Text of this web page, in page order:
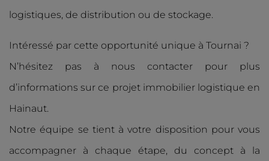
logistiques, de distribution ou de stockage.
Intéressé par cette opportunité unique à Tournai ?
N’hésitez pas à nous contacter pour plus
d’informations sur ce projet immobilier logistique en
Hainaut.
Notre équipe se tient à votre disposition pour vous
accompagner à chaque étape, du concept à la